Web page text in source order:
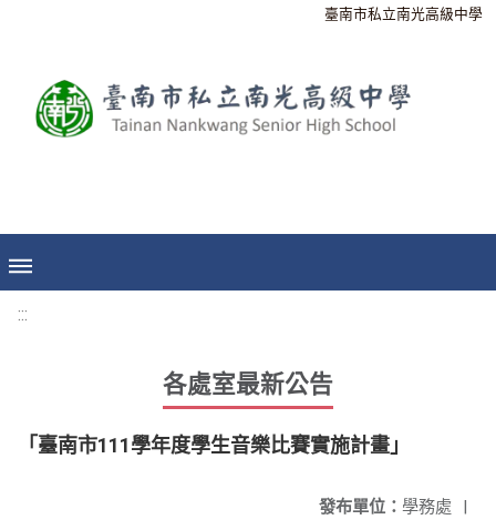
臺南市私立南光高級中學
:::
各處室最新公告
「臺南市111學年度學生音樂比賽實施計畫」
發布單位： 學務處 |